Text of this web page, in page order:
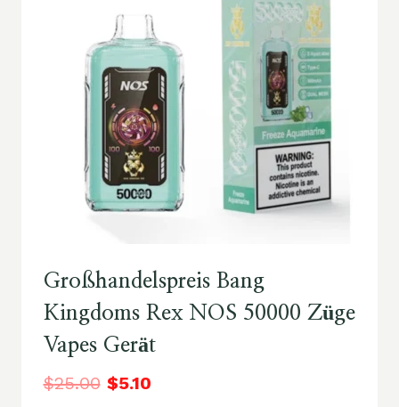
Großhandelspreis Bang
Kingdoms Rex NOS 50000 Züge
Vapes Gerät
$25.00 $5.10